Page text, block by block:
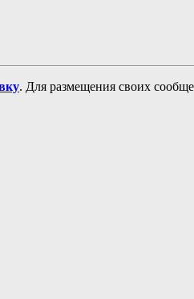
. Для размещения своих